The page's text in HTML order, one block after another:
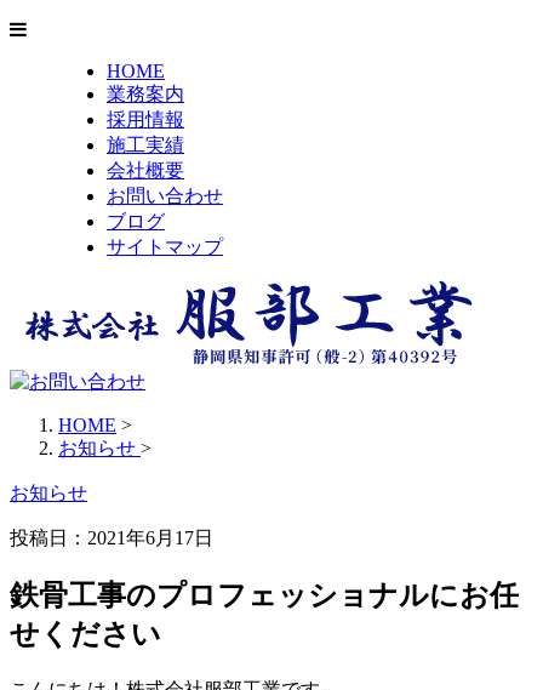
HOME
業務案内
採用情報
施工実績
会社概要
お問い合わせ
ブログ
サイトマップ
HOME >
お知らせ >
お知らせ
投稿日：2021年6月17日
鉄骨工事のプロフェッショナルにお任
せください